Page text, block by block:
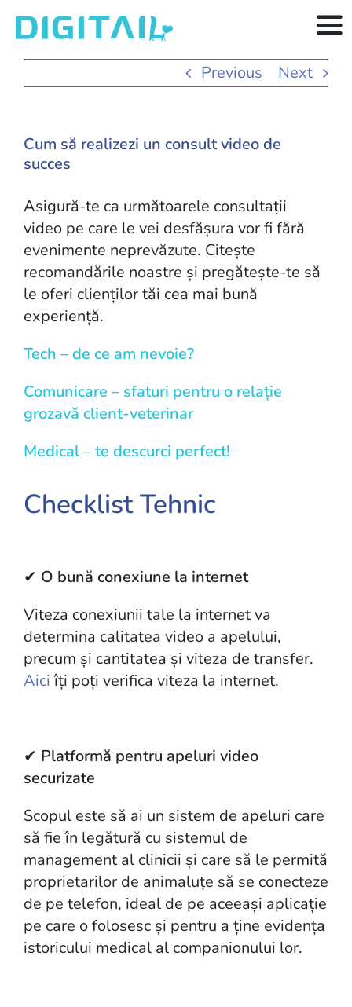
content
Funcționalități
Articole
Previous Next
Cum să realizezi un consult video de
succes
Asigură-te ca următoarele consultații
video pe care le vei desfășura vor fi fără
evenimente neprevăzute. Citește
recomandările noastre și pregătește-te să
le oferi clienților tăi cea mai bună
experiență.
Tech – de ce am nevoie?
Comunicare – sfaturi pentru o relație
grozavă client-veterinar
Medical – te descurci perfect!
Checklist Tehnic
✔ O bună conexiune la internet
Viteza conexiunii tale la internet va
determina calitatea video a apelului,
precum și cantitatea și viteza de transfer.
Aiciîți poți verifica viteza la internet.
✔ Platformă pentru apeluri video
securizate
Scopul este să ai un sistem de apeluri care
să fie în legătură cu sistemul de
management al clinicii și care să le permită
proprietarilor de animaluțe să se conecteze
de pe telefon, ideal de pe aceeași aplicație
pe care o folosesc și pentru a ține evidența
istoricului medical al companionului lor.